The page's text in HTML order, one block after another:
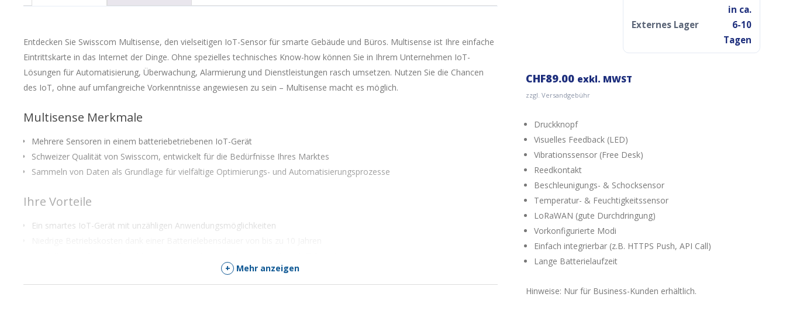
Externes Lager
in ca.
6-10
Tagen
CHF89.00 exkl. MWST
zzgl. Versandgebühr
Druckknopf
Visuelles Feedback (LED)
Vibrationssensor (Free Desk)
Reedkontakt
Beschleunigungs- & Schocksensor
Temperatur- & Feuchtigkeitssensor
LoRaWAN (gute Durchdringung)
Vorkonfigurierte Modi
Einfach integrierbar (z.B. HTTPS Push, API Call)
Lange Batterielaufzeit
Hinweise: Nur für Business-Kunden erhältlich.
Entdecken Sie Swisscom Multisense, den vielseitigen IoT-Sensor für smarte Gebäude und Büros. Multisense ist Ihre einfache
Eintrittskarte in das Internet der Dinge. Ohne spezielles technisches Know-how können Sie in Ihrem Unternehmen IoT-
Lösungen für Automatisierung, Überwachung, Alarmierung und Dienstleistungen rasch umsetzen. Nutzen Sie die Chancen
des IoT, ohne auf umfangreiche Vorkenntnisse angewiesen zu sein – Multisense macht es möglich.
Multisense Merkmale
Mehrere Sensoren in einem batteriebetriebenen IoT-Gerät
Schweizer Qualität von Swisscom, entwickelt für die Bedürfnisse Ihres Marktes
Sammeln von Daten als Grundlage für vielfältige Optimierungs- und Automatisierungsprozesse
Ihre Vorteile
Ein smartes IoT-Gerät mit unzähligen Anwendungsmöglichkeiten
Wann ist Multisense die richtige Lösung?
+ Mehr anzeigen